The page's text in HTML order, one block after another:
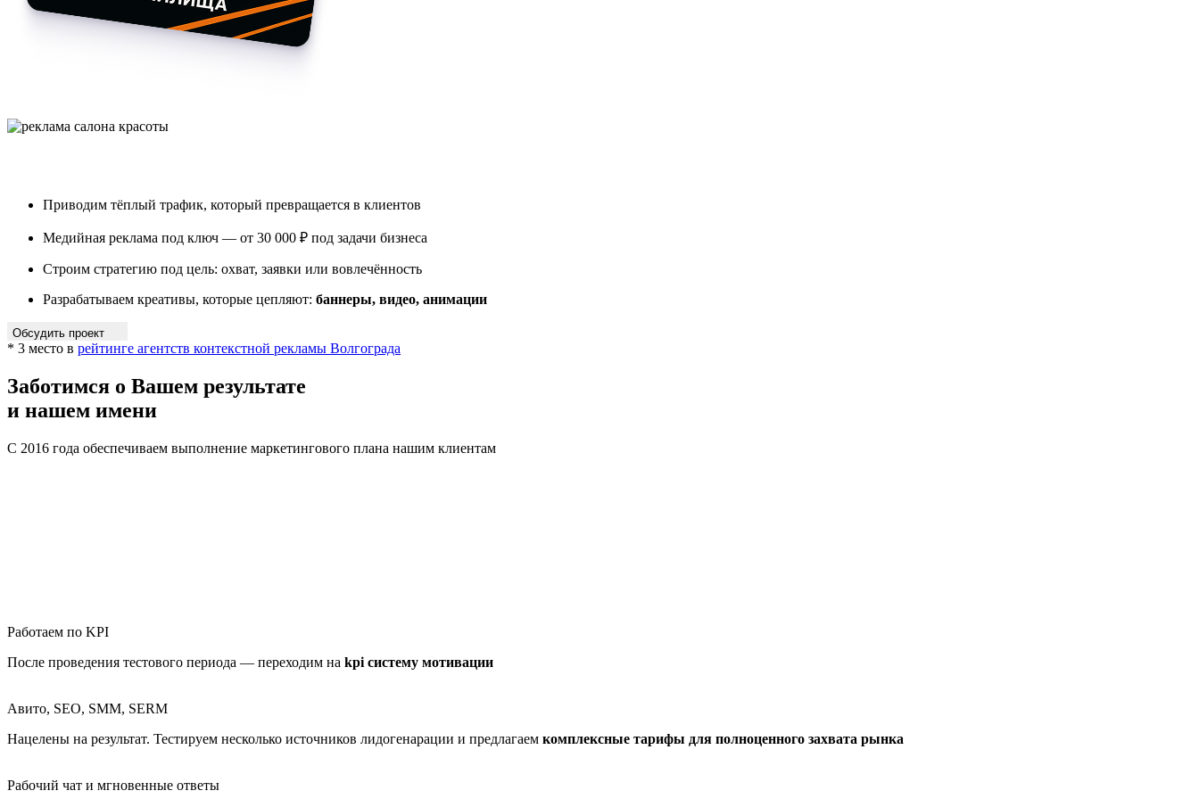
Приводим тёплый трафик, который превращается в клиентов
Медийная реклама под ключ — от 30 000 ₽ под задачи бизнеса
Строим стратегию под цель: охват, заявки или вовлечённость
Разрабатываем креативы, которые цепляют: баннеры, видео, анимации
Обсудить проект
* 3 место в рейтинге агентств контекстной рекламы Волгограда
Заботимся о Вашем результате
и нашем имени
С 2016 года обеспечиваем выполнение маркетингового плана нашим клиентам
Работаем по KPI
После проведения тестового периода — переходим на kpi систему мотивации
Авито, SEO, SMM, SERM
Нацелены на результат. Тестируем несколько источников лидогенарации и предлагаем комплексные тарифы для полноценного захвата рынка
Рабочий чат и мгновенные ответы